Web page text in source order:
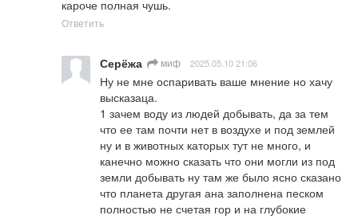
кароче полная чушь.
Ответить
Серёжа миф 2025.05.10 21:06
Ну не мне оспаривать ваше мнение но хачу
высказаца.
1 зачем воду из людей добывать, да за тем
что ее там почти нет в воздухе и под землей
ну и в животных каторых тут не много, и
канечно можно сказать что они могли из под
земли добывать ну там же было ясно сказано
что планета другая ана заполнена песком
полностью не счетая гор и на глубокие